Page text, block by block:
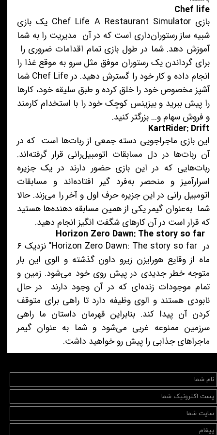
Chef life
بازی Chef Life A Restaurant Simulator یک بازی
شبیه ساز رستوران‌داری است که در آن مدیریت را به شما
آموزش دهد. شما در طول بازی تمام اقدامات ضروری را
برای گرداندن یک رستوران موفق مثل سرو به موقع غذا را
انجام داده و کار خود را گسترش دهید. در Chef Life شما
آشپز مخصوص خود را خلق کرده و طبق سلیقه خود، کارها
را پیش ببرید و بیزینس کوچک‌ خود را با استخدام کارمند
و فروش سهام و... بزرگتر کنید.
KartRider: Drift
این بازی ماجراجویی دسته جمعی از ربات‌ها است که در
آن ربات‌ها در دل مسابقات اتومبیل‌رانی قرار گرفته‌اند.
ربات‌هایی که در این بازی حضور دارند در یک جزیره
اسرارآمیز و منحصر به‌فرد گیر افتاده‌اند و مسابقات
اتومبیل رانی در این جزیره حرف اول و آخر را می‌زند. حالا
شما به‌عنوان گیمر یکی از همین مسابقه‌ دهنده‌ها هستید
که قرار است در آن کارهای شگفت انگیز انجام دهید.
در Horizon Zero Dawn: The story so far" نزدیک ۶
ماه از وقایع هورایزن زیرو داون گذشته و الوی این بار
متوجه خطر جدیدی در پیش روی خود می‌شود. زمین و
تمام موجودات زنده‌ای که در آن وجود دارند در حال
نابودی هستند و الوی وظیفه دارد تا راهی برای متوقف
کردن آن پیدا کند. بنابراین قهرمان داستان ما راهی
سرزمین ممنوعه‌ غربی می‌شود و شما به عنوان گیمر
ماجراهای جذابی را پیش رو خواهید داشت.